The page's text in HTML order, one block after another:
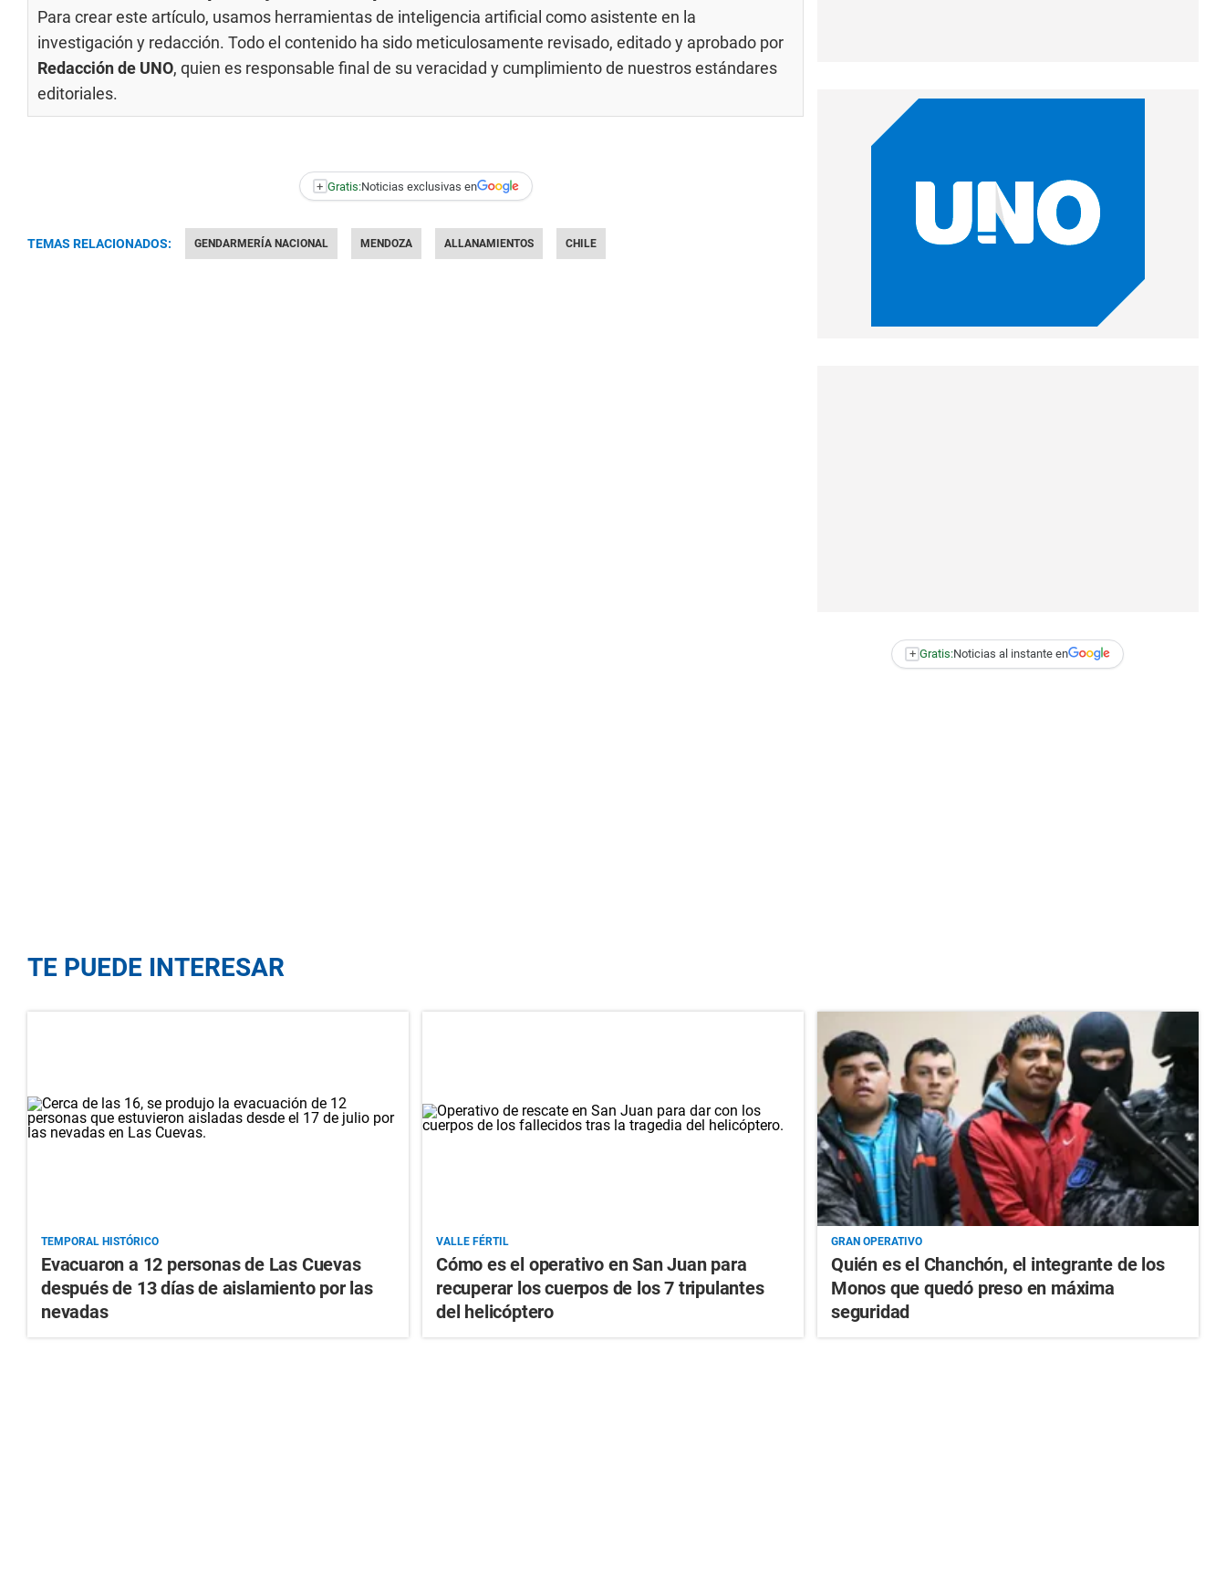
Para crear este artículo, usamos herramientas de inteligencia artificial como asistente en la
investigación y redacción. Todo el contenido ha sido meticulosamente revisado, editado y aprobado por
Redacción de UNO, quien es responsable final de su veracidad y cumplimiento de nuestrosestándares
editoriales.
+ Gratis:Noticias exclusivas en
TEMAS RELACIONADOS: GENDARMERÍA NACIONAL MENDOZA ALLANAMIENTOS CHILE
+ Gratis:Noticias al instante en
TE PUEDE INTERESAR
TEMPORAL HISTÓRICO
Evacuaron a 12 personas de Las Cuevas
después de 13 días de aislamiento por las
nevadas
VALLE FÉRTIL
Cómo es el operativo en San Juan para
recuperar los cuerpos de los 7 tripulantes
del helicóptero
GRAN OPERATIVO
Quién es el Chanchón, el integrante de los
Monos que quedó preso en máxima
seguridad